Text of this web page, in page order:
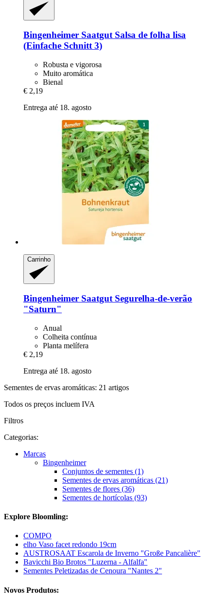
Bingenheimer Saatgut Salsa de folha lisa
(Einfache Schnitt 3)
Robusta e vigorosa
Muito aromática
Bienal
€ 2,19
Entrega até 18. agosto
Carrinho
Bingenheimer Saatgut Segurelha-​de-​verão
"Saturn"
Anual
Colheita contínua
Planta melífera
€ 2,19
Entrega até 18. agosto
Sementes de ervas aromáticas: 21 artigos
Todos os preços incluem IVA
Filtros
Categorias:
Marcas
Bingenheimer
Conjuntos de sementes (1)
Sementes de ervas aromáticas (21)
Sementes de flores (36)
Sementes de hortícolas (93)
Explore Bloomling:
COMPO
elho Vaso facet redondo 19cm
AUSTROSAAT Escarola de Inverno "Große Pancalière"
Bavicchi Bio Brotos "Luzerna - Alfalfa"
Sementes Peletizadas de Cenoura "Nantes 2"
Novos Produtos: